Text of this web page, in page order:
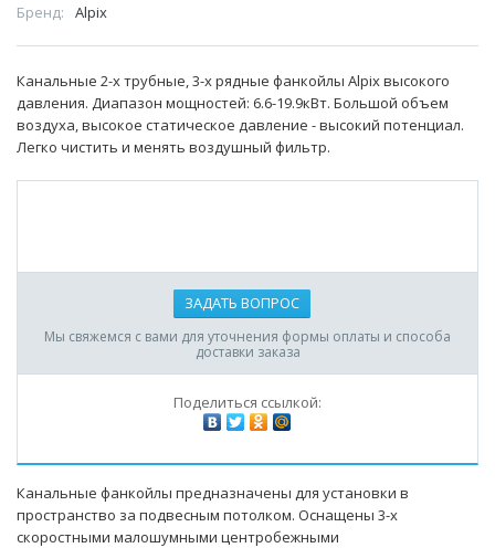
Бренд: Alpix
Канальные 2-х трубные, 3-х рядные фанкойлы Alpix высокого
давления. Диапазон мощностей: 6.6-19.9кВт. Большой объем
воздуха, высокое статическое давление - высокий потенциал.
Легко чистить и менять воздушный фильтр.
ЗАДАТЬ ВОПРОС
Мы свяжемся с вами для уточнения формы оплаты и способа
доставки заказа
Поделиться ссылкой:
Канальные фанкойлы предназначены для установки в
пространство за подвесным потолком. Оснащены 3-х
скоростными малошумными центробежными